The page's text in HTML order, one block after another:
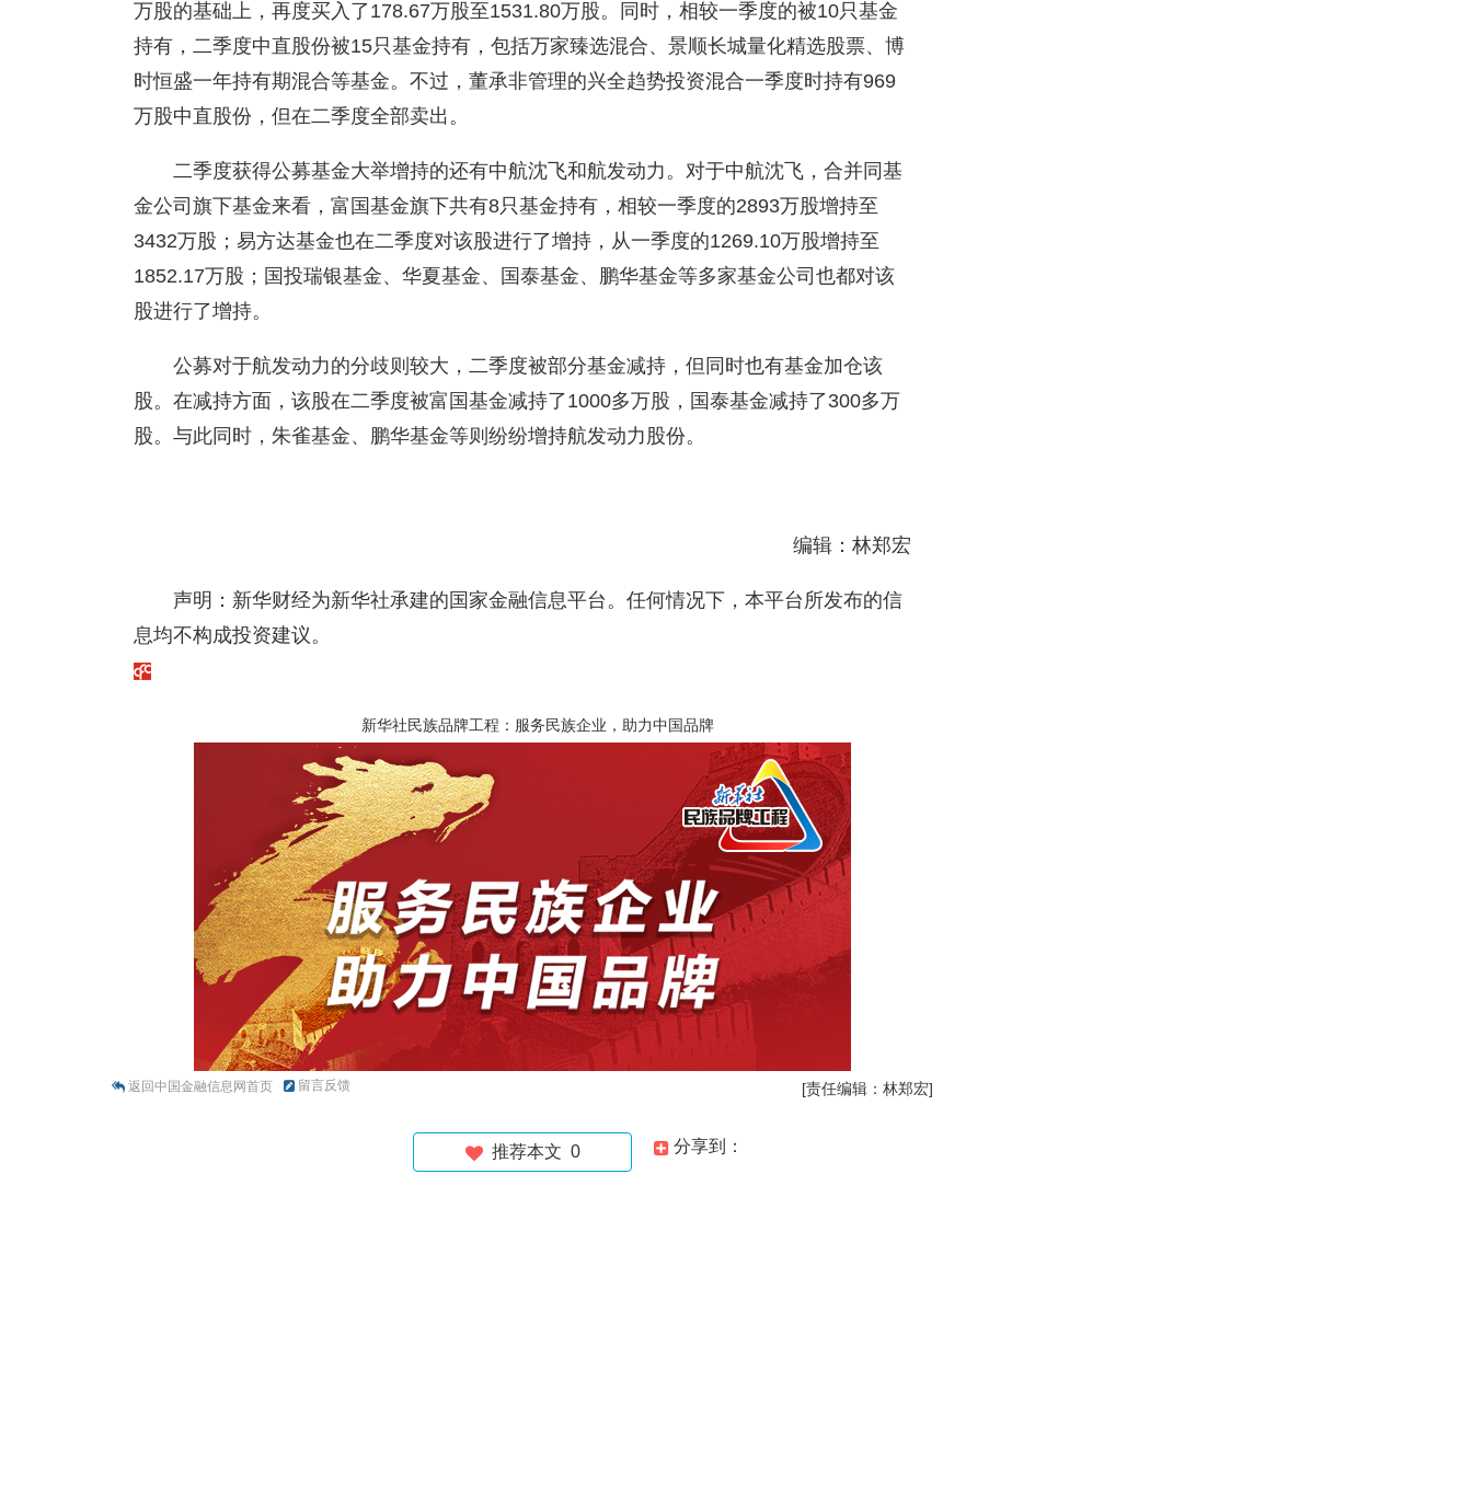
万股的基础上，再度买入了178.67万股至1531.80万股。同时，相较一季度的被10只基金
持有，二季度中直股份被15只基金持有，包括万家臻选混合、景顺长城量化精选股票、博
时恒盛一年持有期混合等基金。不过，董承非管理的兴全趋势投资混合一季度时持有969
万股中直股份，但在二季度全部卖出。
二季度获得公募基金大举增持的还有中航沈飞和航发动力。对于中航沈飞，合并同基
金公司旗下基金来看，富国基金旗下共有8只基金持有，相较一季度的2893万股增持至
3432万股；易方达基金也在二季度对该股进行了增持，从一季度的1269.10万股增持至
1852.17万股；国投瑞银基金、华夏基金、国泰基金、鹏华基金等多家基金公司也都对该
股进行了增持。
公募对于航发动力的分歧则较大，二季度被部分基金减持，但同时也有基金加仓该
股。在减持方面，该股在二季度被富国基金减持了1000多万股，国泰基金减持了300多万
股。与此同时，朱雀基金、鹏华基金等则纷纷增持航发动力股份。
编辑：林郑宏
声明：新华财经为新华社承建的国家金融信息平台。任何情况下，本平台所发布的信
息均不构成投资建议。
新华社民族品牌工程：服务民族企业，助力中国品牌
返回中国金融信息网首页 留言反馈 [责任编辑：林郑宏]
分享到：
推荐本文 0